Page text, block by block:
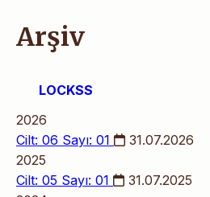
Arşiv
LOCKSS
2026
Cilt: 06 Sayı: 01
31.07.2026
2025
Cilt: 05 Sayı: 01
31.07.2025